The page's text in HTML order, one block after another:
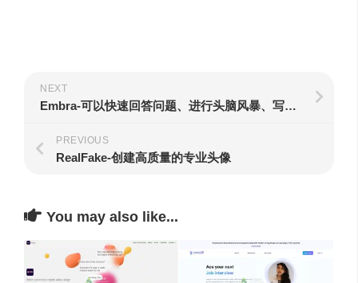
NEXT
Embra-可以快速回答问题、进行头脑风暴、写作、阅读和编码
PREVIOUS
RealFake-创建高质量的专业头像
You may also like...